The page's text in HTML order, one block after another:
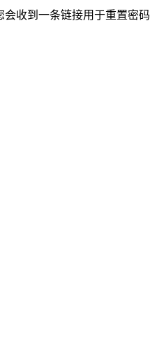
收到一条链接用于重置密码